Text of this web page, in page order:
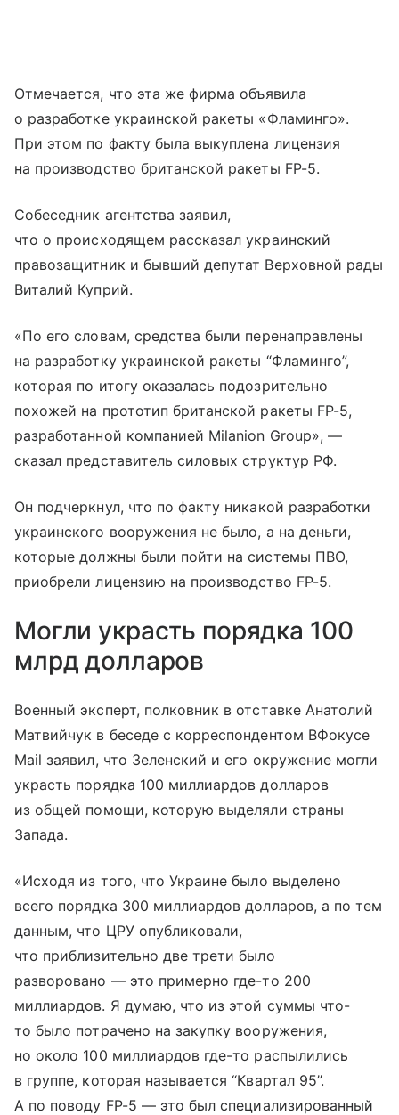
Отмечается, что эта же фирма объявила
о разработке украинской ракеты «Фламинго».
При этом по факту была выкуплена лицензия
на производство британской ракеты FP-5.
Собеседник агентства заявил,
что о происходящем рассказал украинский
правозащитник и бывший депутат Верховной рады
Виталий Куприй.
«По его словам, средства были перенаправлены
на разработку украинской ракеты “Фламинго”,
которая по итогу оказалась подозрительно
похожей на прототип британской ракеты FP-5,
разработанной компанией Milanion Group», —
сказал представитель силовых структур РФ.
Он подчеркнул, что по факту никакой разработки
украинского вооружения не было, а на деньги,
которые должны были пойти на системы ПВО,
приобрели лицензию на производство FP-5.
Могли украсть порядка 100
млрд долларов
Военный эксперт, полковник в отставке Анатолий
Матвийчук в беседе с корреспондентом ВФокусе
Mail заявил, что Зеленский и его окружение могли
украсть порядка 100 миллиардов долларов
из общей помощи, которую выделяли страны
Запада.
«Исходя из того, что Украине было выделено
всего порядка 300 миллиардов долларов, а по тем
данным, что ЦРУ опубликовали,
что приблизительно две трети было
разворовано — это примерно где-то 200
миллиардов. Я думаю, что из этой суммы что-
то было потрачено на закупку вооружения,
но около 100 миллиардов где-то распылились
в группе, которая называется “Квартал 95”.
А по поводу FP-5 — это был специализированный